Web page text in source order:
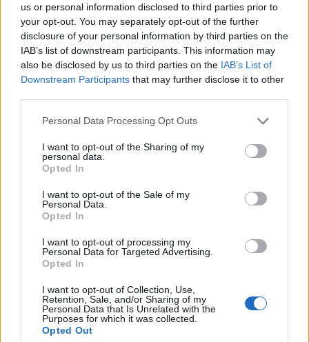
us or personal information disclosed to third parties prior to
your opt-out. You may separately opt-out of the further
disclosure of your personal information by third parties on the
IAB’s list of downstream participants. This information may
also be disclosed by us to third parties on the IAB’s List of
Downstream Participants that may further disclose it to other
Personal Data Processing Opt Outs
I want to opt-out of the Sharing of my
personal data.
Opted In
I want to opt-out of the Sale of my
Personal Data.
Opted In
I want to opt-out of processing my
Personal Data for Targeted Advertising.
Opted In
I want to opt-out of Collection, Use,
Retention, Sale, and/or Sharing of my
Personal Data that Is Unrelated with the
Purposes for which it was collected.
Opted Out
1,6%-kal került feljebb, míg a londoni parkett 1%-
kal erősödött. Ma fontosabb makroadat nem
érkezik, így továbbra is az olasz és az görög
kötvényhozamok kerülhetnek előterébe.
továbbra sincs meg az a személy, aki várhatóan vezeti
majd a kabinetet. A következő órákban is zajlik a tárgyalás,
miközben a nemzetközi közösség egyre türelmetlenebb a
görög belpolitikai bizonytalanság miatt. Csaknem ugyanez
elmondható Olaszországgal...
KEDVES OLVASÓNK!
A keresett cikk a portfolio.hu hírarchívumához
regisztrációhoz kötött.
Az előfizetés a következőket tartalmazza:
Portfolio.hu teljes cikkarchívum